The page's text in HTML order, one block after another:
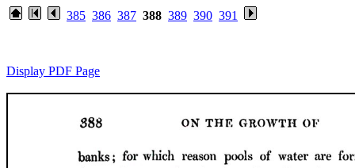
385 386 387 388 389 390 391
Display PDF Page